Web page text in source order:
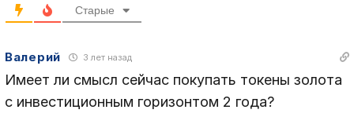
Старые
Валерий 3 лет назад
Имеет ли смысл сейчас покупать токены золота
с инвестиционным горизонтом 2 года?